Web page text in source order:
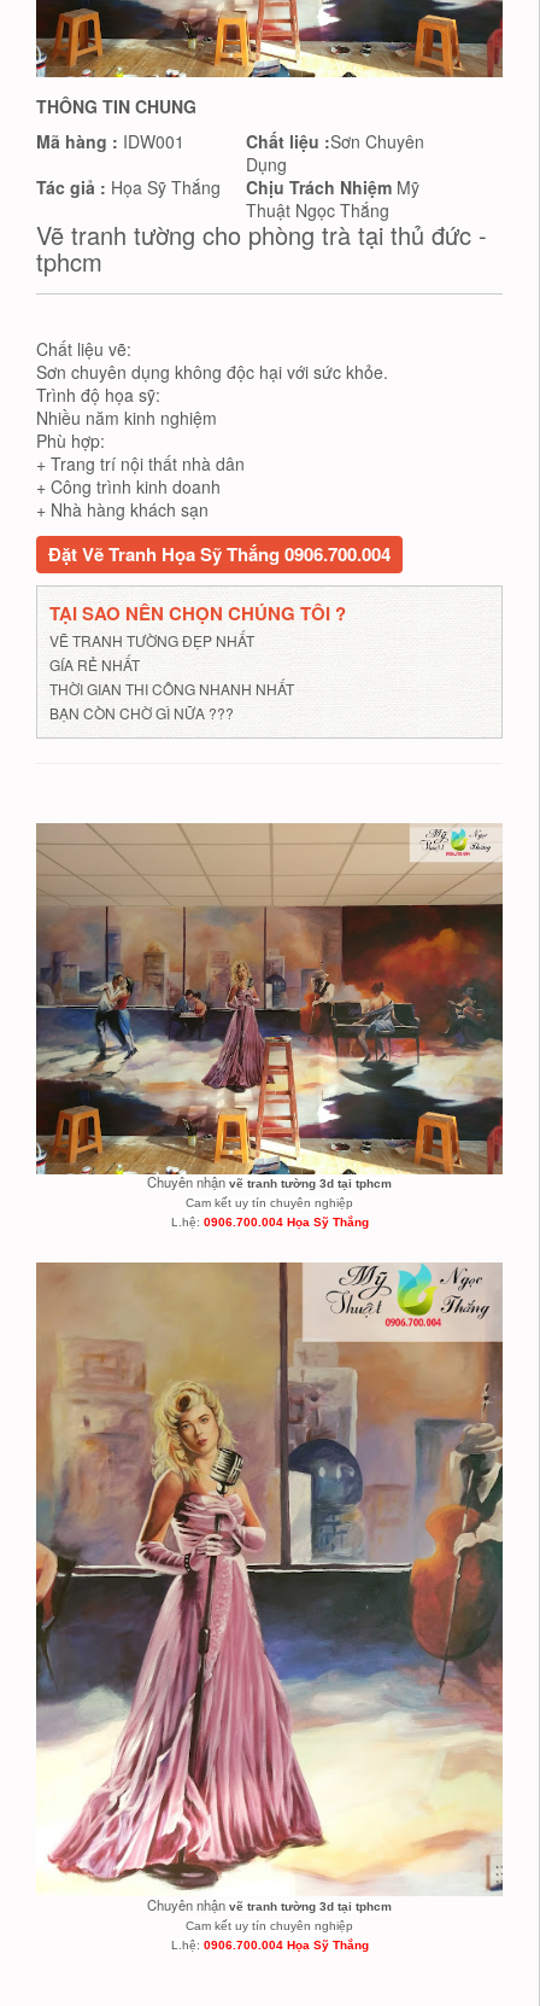
THÔNG TIN CHUNG
Mã hàng : IDW001 Chất liệu :Sơn Chuyên
Dụng
Tác giả : Họa Sỹ Thắng Chịu Trách Nhiệm Mỹ
Thuật Ngọc Thắng
Vẽ tranh tường cho phòng trà tại thủ đức -
tphcm
Chất liệu vẽ:
Sơn chuyên dụng không độc hại với sức khỏe.
Trình độ họa sỹ:
Nhiều năm kinh nghiệm
Phù hợp:
+ Trang trí nội thất nhà dân
+ Công trình kinh doanh
+ Nhà hàng khách sạn
Đặt Vẽ Tranh Họa Sỹ Thắng 0906.700.004
TẠI SAO NÊN CHỌN CHÚNG TÔI ?
VẼ TRANH TƯỜNG ĐẸP NHẤT
GÍA RẺ NHẤT
THỜI GIAN THI CÔNG NHANH NHẤT
BẠN CÒN CHỜ GÌ NỮA ???
Chuyên nhận vẽ tranh tường 3d tại tphcm
Cam kết uy tín chuyên nghiệp
L.hệ: 0906.700.004 Họa Sỹ Thắng
Chuyên nhận vẽ tranh tường 3d tại tphcm
Cam kết uy tín chuyên nghiệp
L.hệ: 0906.700.004 Họa Sỹ Thắng